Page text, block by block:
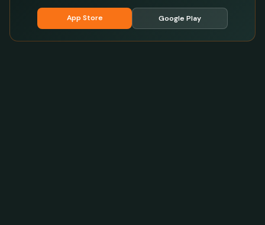
App Store Google Play